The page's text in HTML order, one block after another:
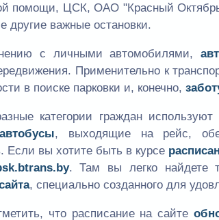
помощи, ЦСК, ОАО "Красный
другие важные остановки.
с личными автомобилями,
Применительно к
в поиске парковки и, конечно,
категории граждан
, выходящие на рейс,
Если вы хотите быть в курсе
. Там вы легко найдете
, специально созданного для
что расписание на сайте